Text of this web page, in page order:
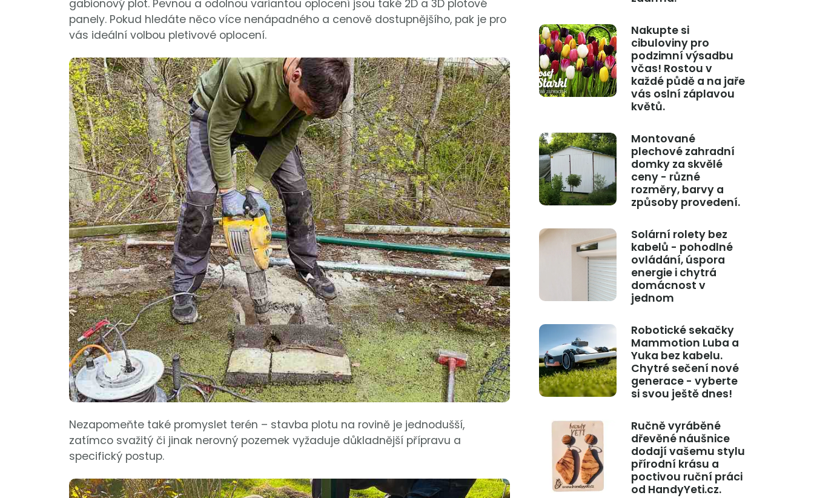
gabionový plot. Pevnou a odolnou variantou oplocení jsou také 2D a 3D plotové
panely. Pokud hledáte něco více nenápadného a cenově dostupnějšího, pak je pro
vás ideální volbou pletivové oplocení.
Nezapomeňte také promyslet terén – stavba plotu na rovině je jednodušší,
zatímco svažitý či jinak nerovný pozemek vyžaduje důkladnější přípravu a
specifický postup.
Nakupte si
cibuloviny pro
podzimní výsadbu
včas! Rostou v
každé půdě a na jaře
vás oslní záplavou
květů.
Montované
plechové zahradní
domky za skvělé
ceny - různé
rozměry, barvy a
způsoby provedení.
Solární rolety bez
kabelů - pohodlné
ovládání, úspora
energie i chytrá
domácnost v
jednom
Robotické sekačky
Mammotion Luba a
Yuka bez kabelu.
Chytré sečení nové
generace - vyberte
si svou ještě dnes!
Ručně vyráběné
dřevěné náušnice
dodají vašemu stylu
přírodní krásu a
poctivou ruční práci
od HandyYeti.cz.